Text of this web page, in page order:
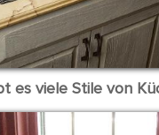
es viele Stile von